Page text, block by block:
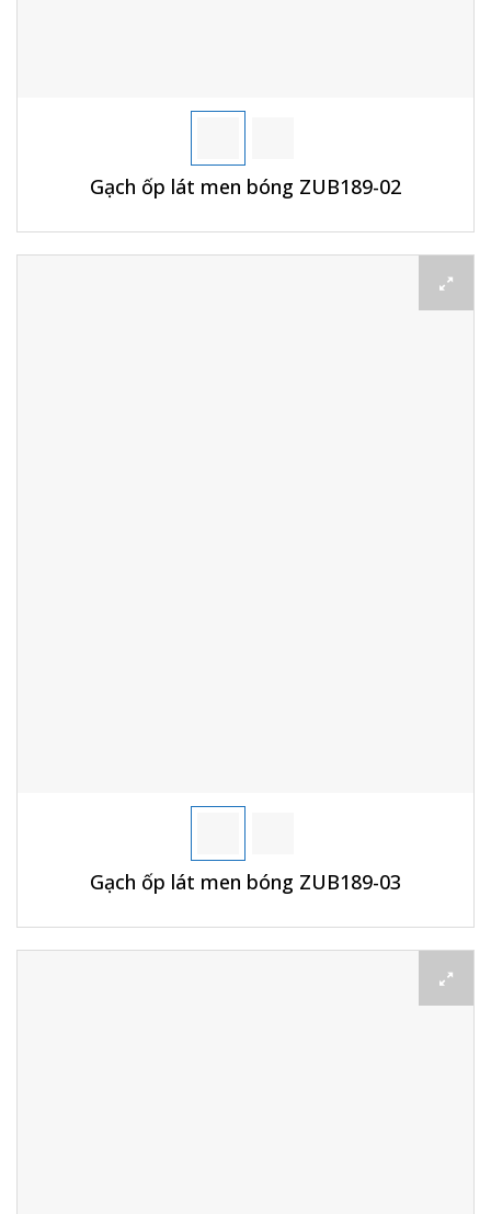
Gạch ốp lát men bóng ZUB189-02
Gạch ốp lát men bóng ZUB189-03